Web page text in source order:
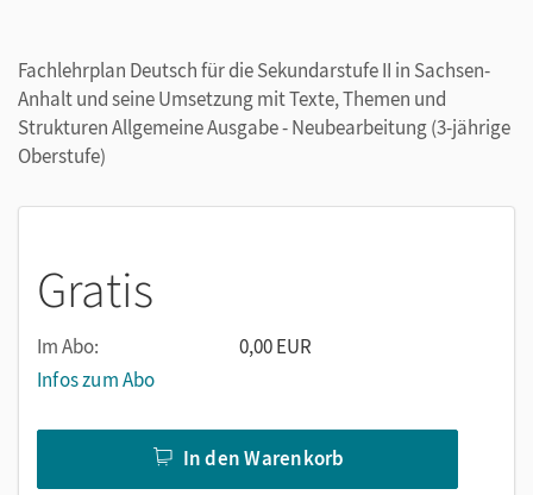
Fachlehrplan Deutsch für die Sekundarstufe II in Sachsen-
Anhalt und seine Umsetzung mit Texte, Themen und
Strukturen Allgemeine Ausgabe - Neubearbeitung (3-jährige
Oberstufe)
Gratis
Im Abo:
0,00 EUR
Infos zum Abo
In den Warenkorb